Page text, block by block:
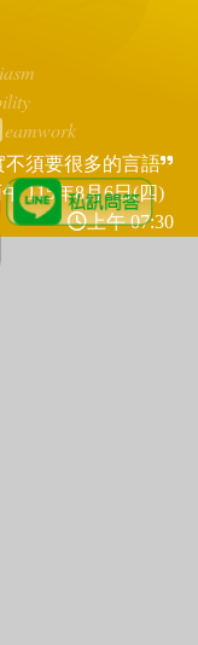
eamwork
不須要很多的言語
115年8月6日(四)
上午 07:30